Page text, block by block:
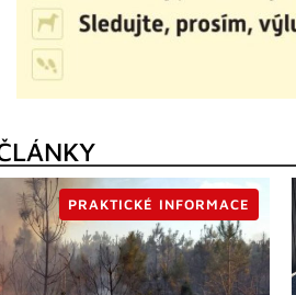
PRAKTICKÉ INFORMACE